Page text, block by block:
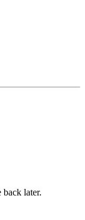
later.